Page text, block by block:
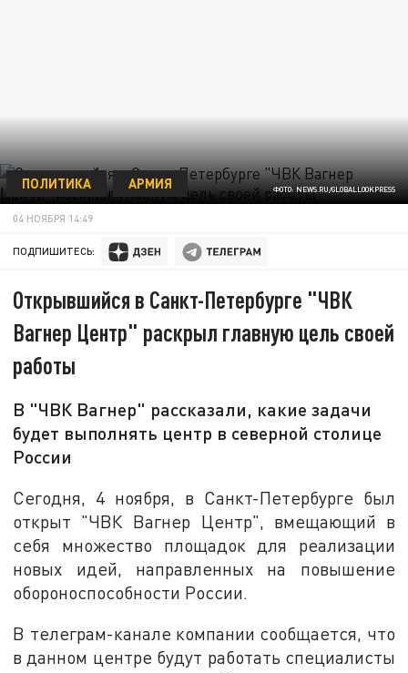
ФОТО: NEWS.RU/GLOBALLOOKPRESS
ПОЛИТИКА АРМИЯ
04 НОЯБРЯ 14:49
ПОДПИШИТЕСЬ:
Открывшийся в Санкт-Петербурге "ЧВК
Вагнер Центр" раскрыл главную цель своей
работы
В "ЧВК Вагнер" рассказали, какие задачи
будет выполнять центр в северной столице
России
Сегодня, 4 ноября, в Санкт-Петербурге был
открыт "ЧВК Вагнер Центр", вмещающий в
себя множество площадок для реализации
новых идей, направленных на повышение
обороноспособности России.
В телеграм-канале компании сообщается, что
в данном центре будут работать специалисты